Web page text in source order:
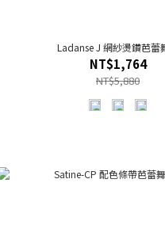
Ladanse J 網紗燙鑽芭蕾
NT$1,764
NT$5,880